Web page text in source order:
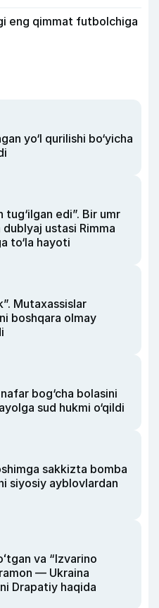
eng qimmat futbolchiga
yo‘l qurilishi bo‘yicha
edi”. Bir umr
ustasi Rimma
to‘la hayoti
Mutaxassislar
boshqara olmay
bog‘cha bolasini
sud hukmi o‘qildi
sakkizta bomba
siyosiy ayblovlardan
va “Izvarino
— Ukraina
Drapatiy haqida